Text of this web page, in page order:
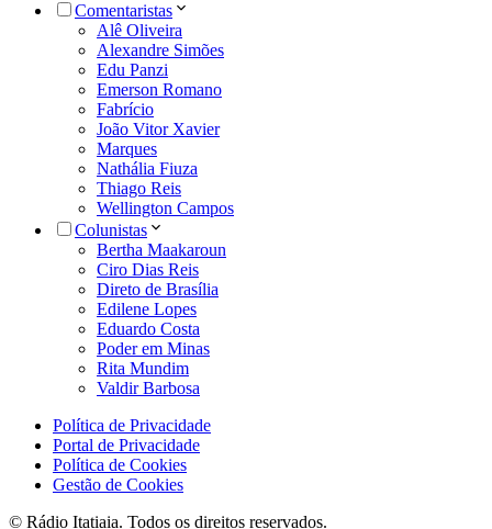
Comentaristas
Alê Oliveira
Alexandre Simões
Edu Panzi
Emerson Romano
Fabrício
João Vitor Xavier
Marques
Nathália Fiuza
Thiago Reis
Wellington Campos
Colunistas
Bertha Maakaroun
Ciro Dias Reis
Direto de Brasília
Edilene Lopes
Eduardo Costa
Poder em Minas
Rita Mundim
Valdir Barbosa
Política de Privacidade
Portal de Privacidade
Política de Cookies
Gestão de Cookies
© Rádio Itatiaia. Todos os direitos reservados.